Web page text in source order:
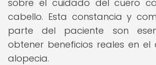
sobre el cuidado del cuero
cabello. Esta constancia y
parte del paciente son
obtener beneficios reales en
alopecia.